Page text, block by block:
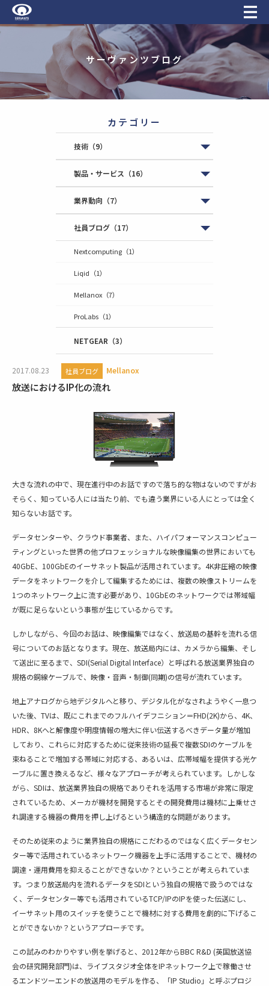
サーヴァンツブログ
カテゴリー
技術 （9）
製品・サービス （16）
業界動向 （7）
社員ブログ （17）
Nextcomputing （1）
Liqid （1）
Mellanox （7）
ProLabs （1）
NETGEAR （3）
2017.08.23 社員ブログ Mellanox
放送におけるIP化の流れ
大きな流れの中で、現在進行中のお話ですので落ち的な物はないのですがお
そらく、知っている人には当たり前、でも違う業界にいる人にとっては全く
知らないお話です。
データセンターや、クラウド事業者、また、ハイパフォーマンスコンピュー
ティングといった世界の他プロフェッショナルな映像編集の世界においても
40GbE、100GbEのイーサネット製品が活用されています。4K非圧縮の映像
データをネットワークを介して編集するためには、複数の映像ストリームを
1つのネットワーク上に流す必要があり、10GbEのネットワークでは帯域幅
が既に足らないという事態が生じているからです。
しかしながら、今回のお話は、映像編集ではなく、放送局の基幹を流れる信
号についてのお話となります。現在、放送局内には、カメラから編集、そし
て送出に至るまで、SDI(Serial Digital Interface）と呼ばれる放送業界独自の
規格の銅線ケーブルで、映像・音声・制御(同期)の信号が流れています。
地上アナログから地デジタルへと移り、デジタル化がなされようやく一息つ
いた後、TVは、既にこれまでのフルハイデフニション＝FHD(2K)から、4K、
HDR、8Kへと解像度や明度情報の増大に伴い伝送するべきデータ量が増加
しており、これらに対応するために従来技術の延長で複数SDIのケーブルを
束ねることで増加する帯域に対応する、あるいは、広帯域幅を提供する光ケ
ーブルに置き換えるなど、様々なアプローチが考えられています。しかしな
がら、SDIは、放送業界独自の規格でありそれを活用する市場が非常に限定
されているため、メーカが機材を開発するとその開発費用は機材に上乗せさ
れ調達する機器の費用を押し上げるという構造的な問題があります。
そのため従来のように業界独自の規格にこだわるのではなく広くデータセン
ター等で活用されているネットワーク機器を上手に活用することで、機材の
調達・運用費用を抑えることができないか？ということが考えられていま
す。つまり放送局内を流れるデータをSDIという独自の規格で扱うのではな
く、データセンター等でも活用されているTCP/IPのIPを使った伝送にし、
イーサネット用のスイッチを使うことで機材に対する費用を劇的に下げるこ
とができないか？というアプローチです。
この試みのわかりやすい例を挙げると、2012年からBBC R&D (英国放送協
会の研究開発部門)は、ライブスタジオ全体をIPネットワーク上で稼働させ
るエンドツーエンドの放送用のモデルを作る、「IP Studio」と呼ぶプロジ